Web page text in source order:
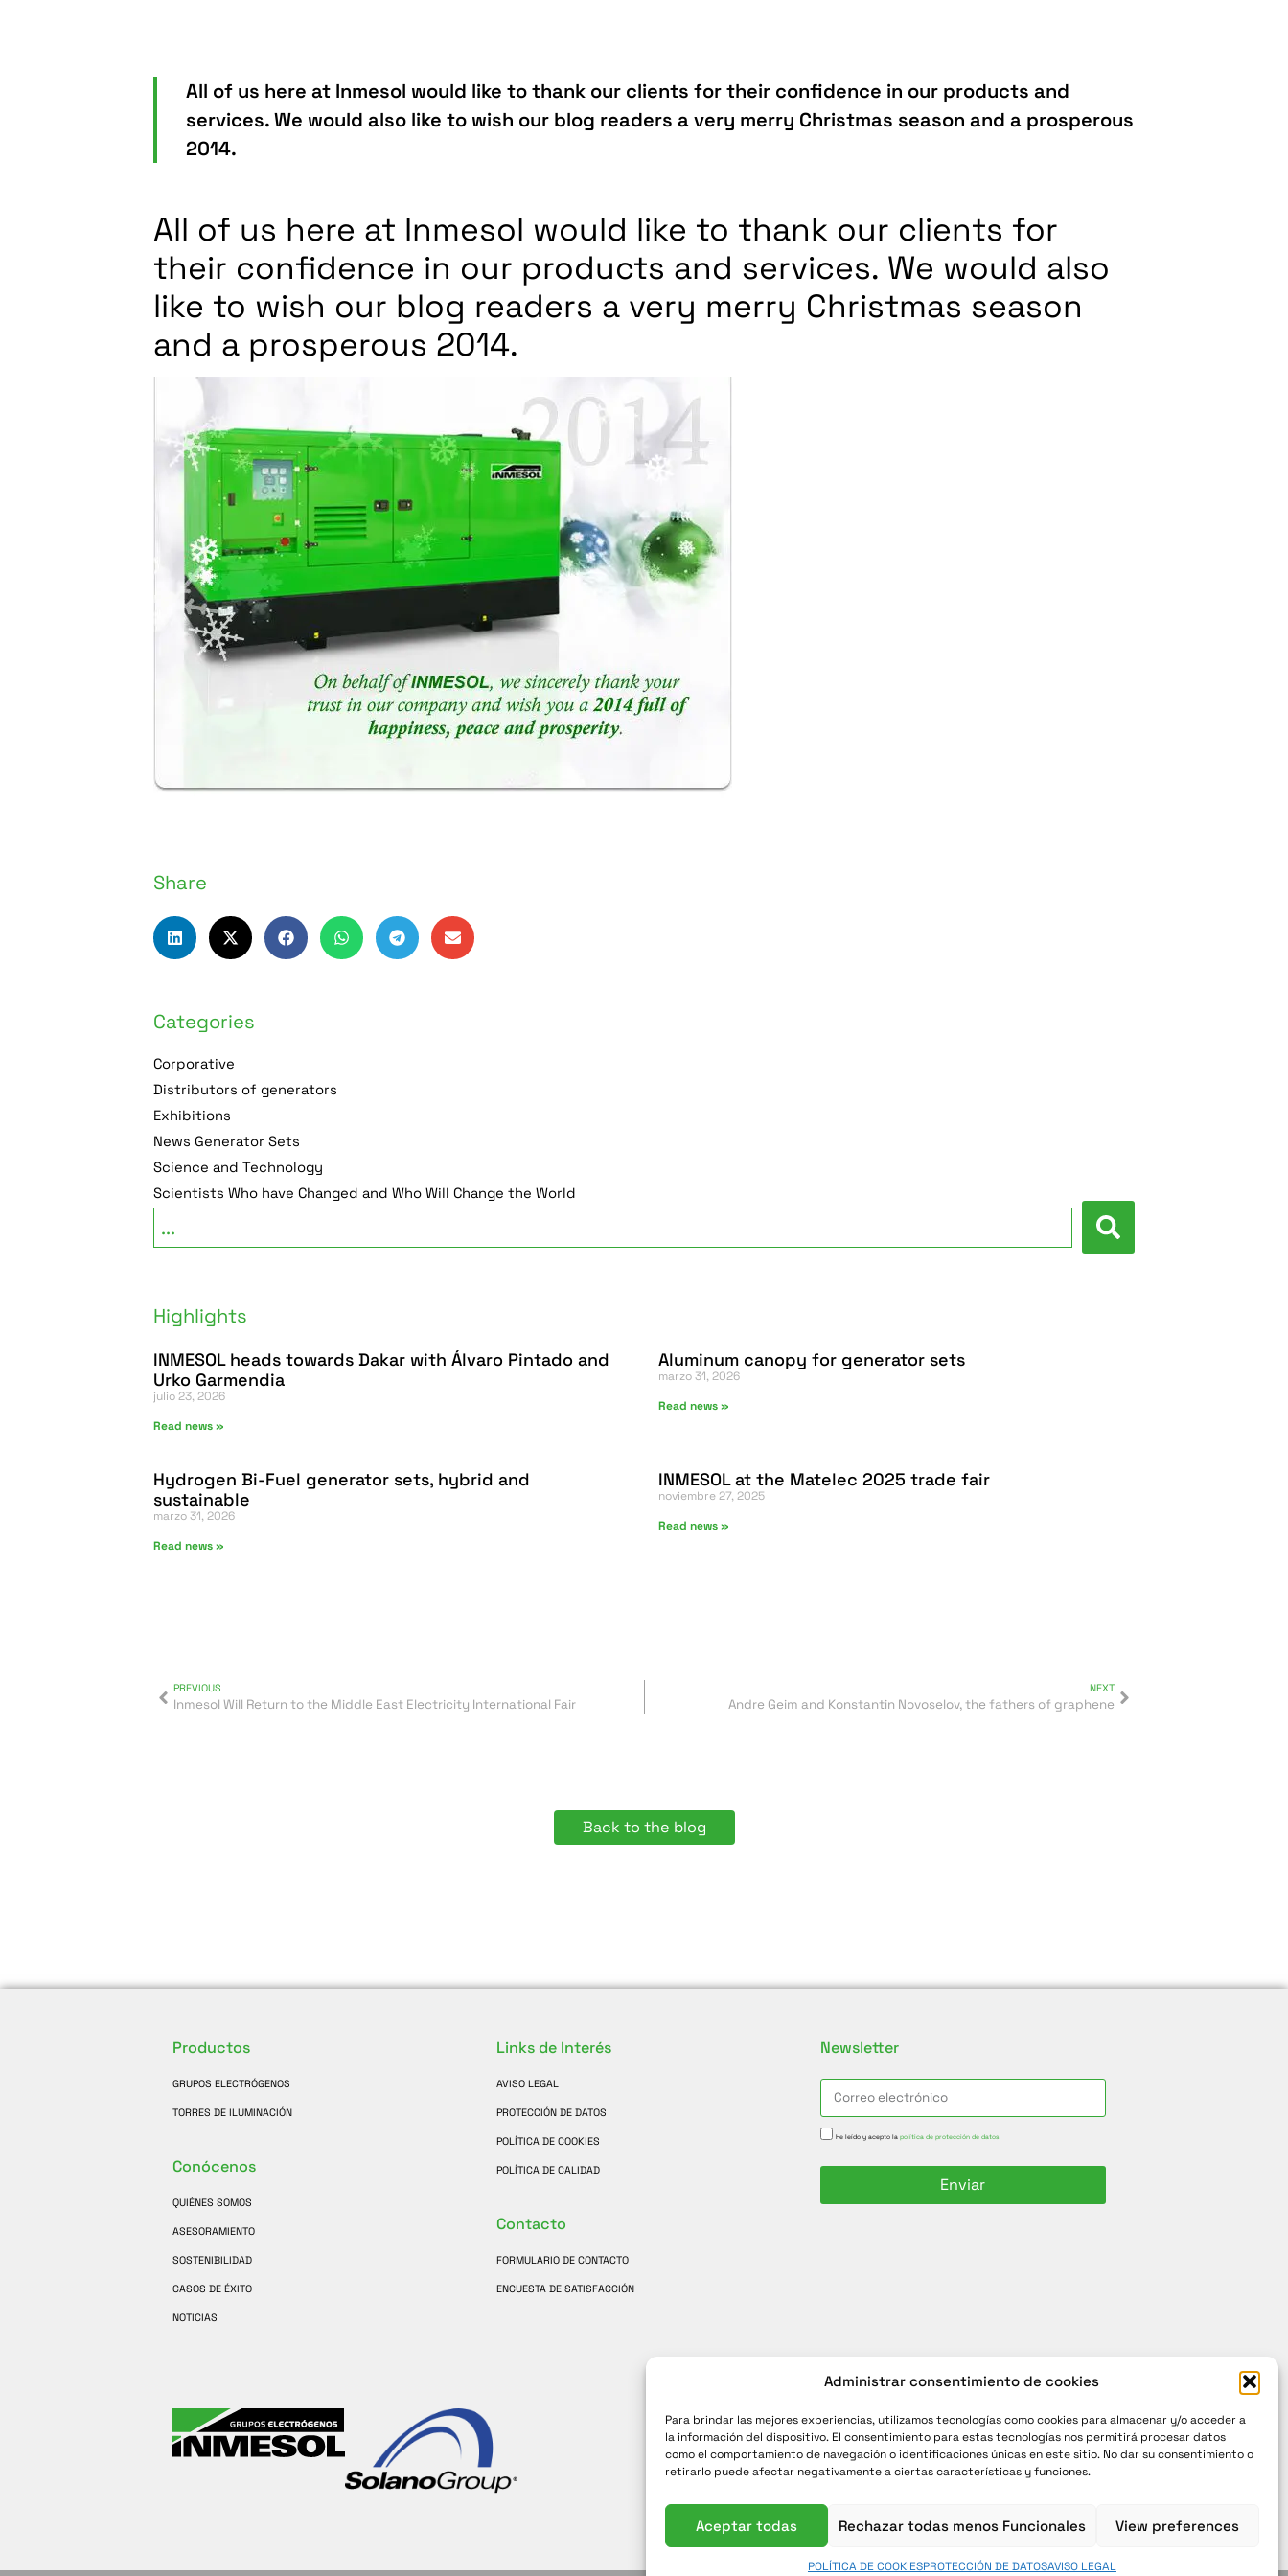
Administrar consentimiento de cookies
Para brindar las mejores experiencias, utilizamos tecnologías como cookies para almacenar y/o acceder a
la información del dispositivo. El consentimiento para estas tecnologías nos permitirá procesar datos
como el comportamiento de navegación o identificaciones únicas en este sitio. No dar su consentimiento o
retirarlo puede afectar negativamente a ciertas características y funciones.
Aceptar todas Rechazar todas menos Funcionales View preferences
POLÍTICA DE COOKIESPROTECCIÓN DE DATOSAVISO LEGAL
All of us here at Inmesol would like to thank our clients for their confidence in our products and
services. We would also like to wish our blog readers a very merry Christmas season and a prosperous
2014.
All of us here at Inmesol would like to thank our clients for
their confidence in our products and services. We would also
like to wish our blog readers a very merry Christmas season
and a prosperous 2014.
Share
Categories
Corporative
Distributors of generators
Exhibitions
News Generator Sets
Science and Technology
Scientists Who have Changed and Who Will Change the World
Highlights
INMESOL heads towards Dakar with Álvaro Pintado and
Urko Garmendia
julio 23, 2026
Read news »
Aluminum canopy for generator sets
marzo 31, 2026
Read news »
Hydrogen Bi-Fuel generator sets, hybrid and
sustainable
marzo 31, 2026
Read news »
INMESOL at the Matelec 2025 trade fair
noviembre 27, 2025
Read news »
PREVIOUS
Inmesol Will Return to the Middle East Electricity International Fair
NEXT
Andre Geim and Konstantin Novoselov, the fathers of graphene
Back to the blog
Productos
GRUPOS ELECTRÓGENOS
TORRES DE ILUMINACIÓN
Conócenos
QUIÉNES SOMOS
ASESORAMIENTO
SOSTENIBILIDAD
CASOS DE ÉXITO
NOTICIAS
Links de Interés
AVISO LEGAL
PROTECCIÓN DE DATOS
POLÍTICA DE COOKIES
POLÍTICA DE CALIDAD
Contacto
FORMULARIO DE CONTACTO
ENCUESTA DE SATISFACCIÓN
Newsletter
He leído y acepto la política de protección de datos
Enviar